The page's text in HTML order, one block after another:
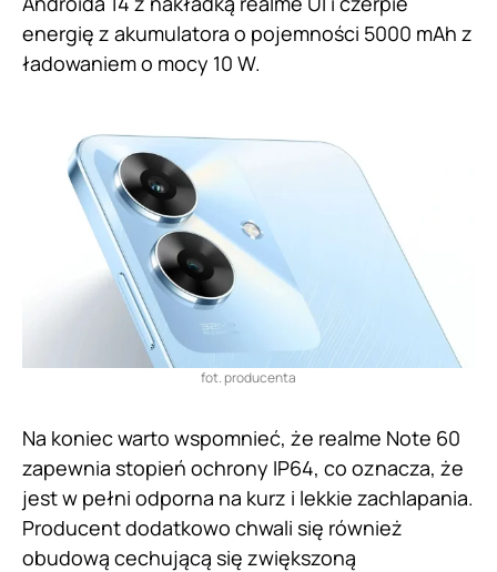
energię z akumulatora o pojemności 5000 mAh z
ładowaniem o mocy 10 W.
fot. producenta
Na koniec warto wspomnieć, że realme Note 60
zapewnia stopień ochrony IP64, co oznacza, że
jest w pełni odporna na kurz i lekkie zachlapania.
Producent dodatkowo chwali się również
obudową cechującą się zwiększoną